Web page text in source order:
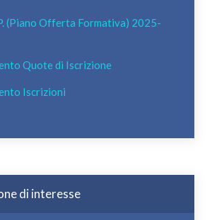
(Piano Offerta Formativa) 2025-
Quote di Iscrizione
Iscrizioni
di interesse